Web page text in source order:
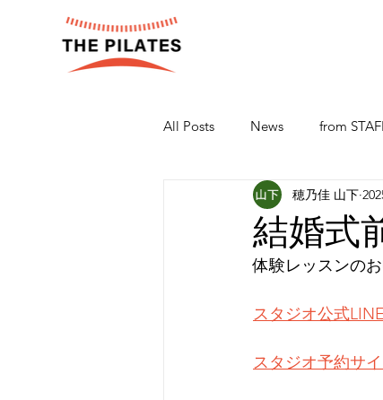
All Posts News from
結婚式
穂乃佳 山下
体験レッスンの
スタジオ公式
スタジオ予約サ